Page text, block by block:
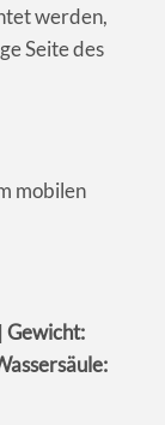
werden,
Seite des
mobilen
Gewicht: